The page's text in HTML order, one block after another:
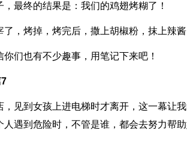
最终的结果是：我们的鸡翅烤糊了！
，烤掉，烤完后，撒上胡椒粉，抹上辣酱
们也有不少趣事，用笔记下来吧！
见到女孩上进电梯时才离开，这一幕让
遇到危险时，不管是谁，都会去努力帮助